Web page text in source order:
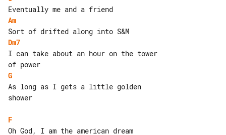
Am
Dm7
I can take about an hour on the tower
G
As long as I gets a little golden
shower
F